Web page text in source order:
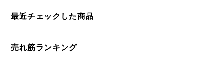
最近チェックした商品
売れ筋ランキング